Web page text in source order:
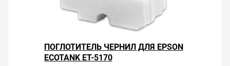
ПОГЛОТИТЕЛЬ ЧЕРНИЛ ДЛЯ EPSON
ECOTANK ET-5170